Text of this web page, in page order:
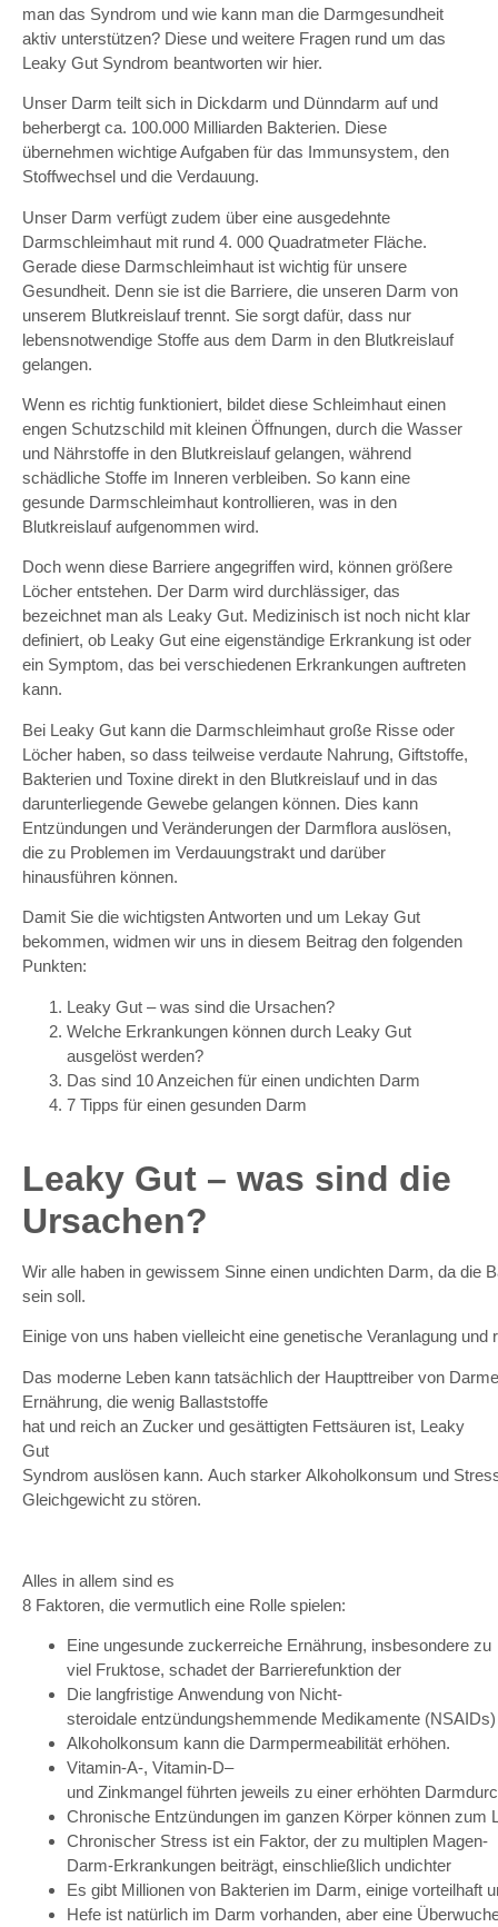
man das Syndrom und wie kann man die Darmgesundheit
aktiv unterstützen? Diese und weitere Fragen rund um das
Leaky Gut Syndrom beantworten wir hier.
Unser Darm teilt sich in Dickdarm und Dünndarm auf und
beherbergt ca. 100.000 Milliarden Bakterien. Diese
übernehmen wichtige Aufgaben für das Immunsystem, den
Stoffwechsel und die Verdauung.
Unser Darm verfügt zudem über eine ausgedehnte
Darmschleimhaut mit rund 4. 000 Quadratmeter Fläche.
Gerade diese Darmschleimhaut ist wichtig für unsere
Gesundheit. Denn sie ist die Barriere, die unseren Darm von
unserem Blutkreislauf trennt. Sie sorgt dafür, dass nur
lebensnotwendige Stoffe aus dem Darm in den Blutkreislauf
gelangen.
Wenn es richtig funktioniert, bildet diese Schleimhaut einen
engen Schutzschild mit kleinen Öffnungen, durch die Wasser
und Nährstoffe in den Blutkreislauf gelangen, während
schädliche Stoffe im Inneren verbleiben. So kann eine
gesunde Darmschleimhaut kontrollieren, was in den
Blutkreislauf aufgenommen wird.
Doch wenn diese Barriere angegriffen wird, können größere
Löcher entstehen. Der Darm wird durchlässiger, das
bezeichnet man als Leaky Gut. Medizinisch ist noch nicht klar
definiert, ob Leaky Gut eine eigenständige Erkrankung ist oder
ein Symptom, das bei verschiedenen Erkrankungen auftreten
kann.
Bei Leaky Gut kann die Darmschleimhaut große Risse oder
Löcher haben, so dass teilweise verdaute Nahrung, Giftstoffe,
Bakterien und Toxine direkt in den Blutkreislauf und in das
darunterliegende Gewebe gelangen können. Dies kann
Entzündungen und Veränderungen der Darmflora auslösen,
die zu Problemen im Verdauungstrakt und darüber
hinausführen können.
Damit Sie die wichtigsten Antworten und um Lekay Gut
bekommen, widmen wir uns in diesem Beitrag den folgenden
Punkten:
Leaky Gut – was sind die Ursachen?
Welche Erkrankungen können durch Leaky Gut
ausgelöst werden?
Das sind 10 Anzeichen für einen undichten Darm
7 Tipps für einen gesunden Darm
Leaky Gut – was sind die
Ursachen?
Wir alle haben in gewissem Sinne einen undichten Darm, da die
sein soll.
Einige von uns haben vielleicht eine genetische Veranlagung und
Das moderne Leben kann tatsächlich der Haupttreiber von
Ernährung, die wenig Ballaststoffe
hat und reich an Zucker und gesättigten Fettsäuren ist, Leaky
Gut
Syndrom auslösen kann. Auch starker Alkoholkonsum und
Gleichgewicht zu stören.
Alles in allem sind es
8 Faktoren, die vermutlich eine Rolle spielen:
Eine ungesunde zuckerreiche Ernährung, insbesondere zu
viel Fruktose, schadet der Barrierefunktion der
Die langfristige Anwendung von Nicht-
steroidale entzündungshemmende Medikamente (NSAIDs)
Alkoholkonsum kann die Darmpermeabilität erhöhen.
Vitamin-A-, Vitamin-D–
und Zinkmangel führten jeweils zu einer erhöhten
Chronische Entzündungen im ganzen Körper können zum
Chronischer Stress ist ein Faktor, der zu multiplen Magen-
Darm-Erkrankungen beiträgt, einschließlich undichter
Es gibt Millionen von Bakterien im Darm, einige vorteilhaft u
Hefe ist natürlich im Darm vorhanden, aber eine